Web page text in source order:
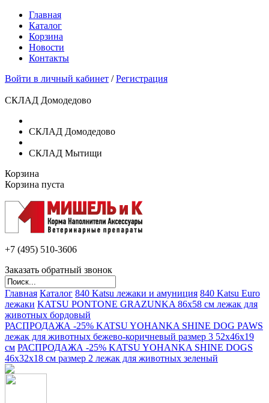
Главная
Каталог
Корзина
Новости
Контакты
Войти в личный кабинет /Регистрация
СКЛАД Домодедово
СКЛАД Домодедово
СКЛАД Мытищи
Корзина
Корзина пуста
+7 (495) 510-3606
Заказать обратный звонок
Главная Каталог 840 Katsu лежаки и амуниция 840 Katsu Euro
лежаки KATSU PONTONE GRAZUNKA 86х58 см лежак для
животных бордовый
РАСПРОДАЖА -25% KATSU YOHANKA SHINE DOG PAWS
лежак для животных бежево-коричневый размер 3 52х46х19
см РАСПРОДАЖА -25% KATSU YOHANKA SHINE DOGS
46х32х18 см размер 2 лежак для животных зеленый